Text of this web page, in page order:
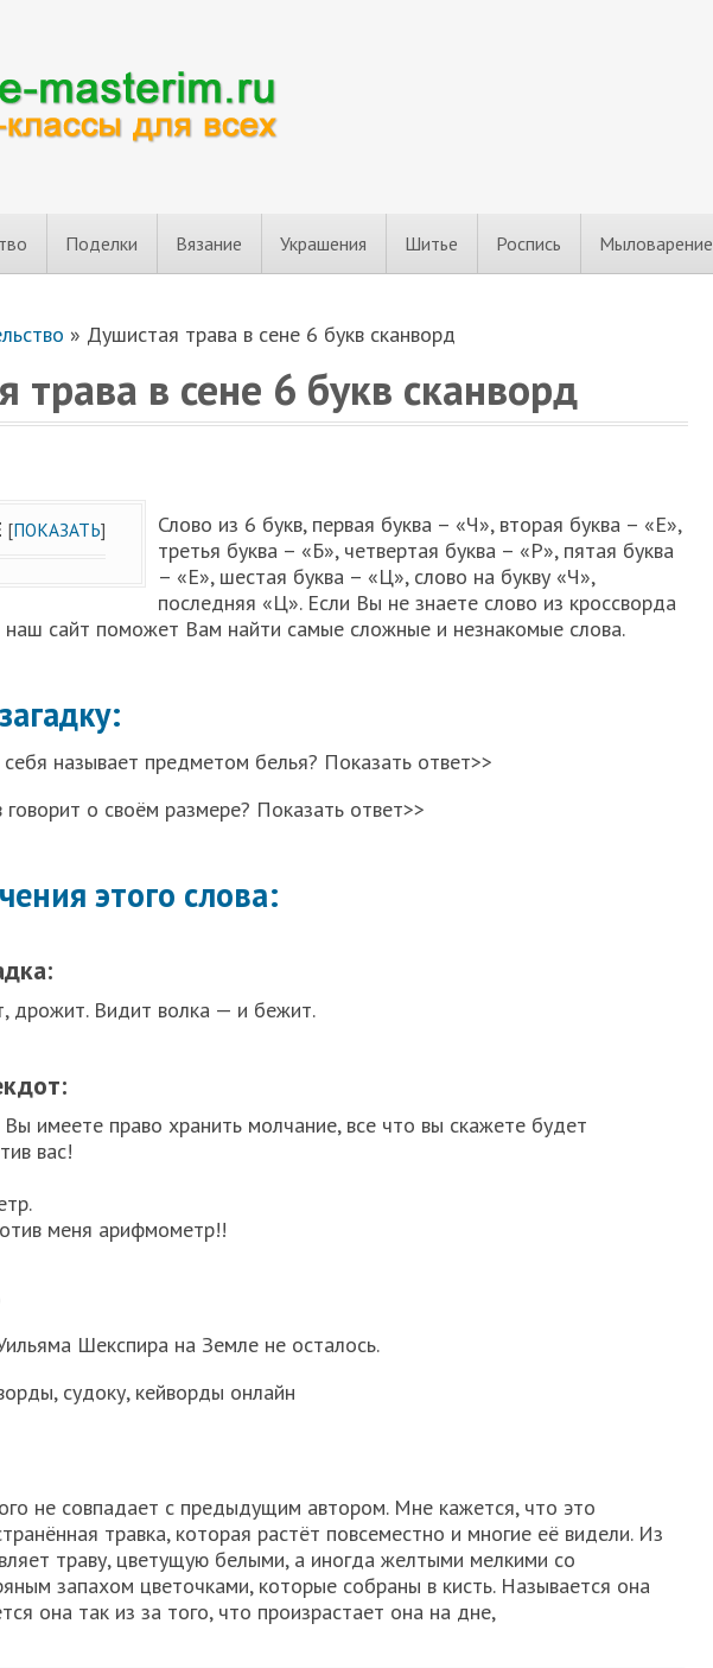
Поделки Вязание Украшения Шитье Роспись Мыловарение
» Душистая трава в сене 6 букв сканворд
трава в сене 6 букв сканворд
[ПОКАЗАТЬ]
Слово из 6 букв, первая буква – «Ч», вторая буква – «Е»,
третья буква – «Б», четвертая буква – «Р», пятая буква
– «Е», шестая буква – «Ц», слово на букву «Ч»,
последняя «Ц». Если Вы не знаете слово из кроссворда
наш сайт поможет Вам найти самые сложные и незнакомые слова.
называет предметом белья? Показать ответ>>
о своём размере? Показать ответ>>
этого слова:
дрожит. Видит волка — и бежит.
имеете право хранить молчание, все что вы скажете будет
вас!
меня арифмометр!!
Шекспира на Земле не осталось.
судоку, кейворды онлайн
не совпадает с предыдущим автором. Мне кажется, что это
травка, которая растёт повсеместно и многие её видели. Из
траву, цветущую белыми, а иногда желтыми мелкими со
запахом цветочками, которые собраны в кисть. Называется она
она так из за того, что произрастает она на дне,